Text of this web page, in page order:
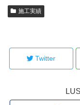
施工実績
Twitter